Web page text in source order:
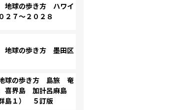
地球の歩き方 ハワイ
７～２０２８
地球の歩き方 墨田区
球の歩き方 島旅 奄
喜界島 加計呂麻島
群島１） ５訂版